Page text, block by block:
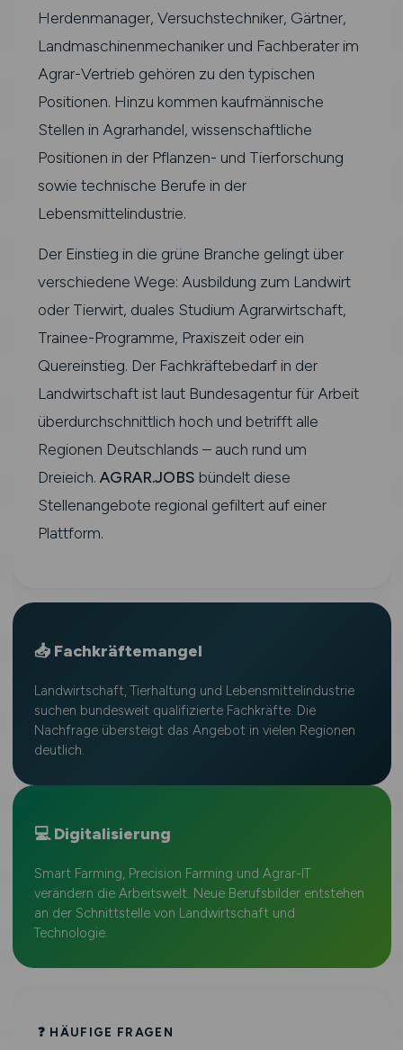
Herdenmanager, Versuchstechniker, Gärtner,
Landmaschinenmechaniker und Fachberater im
Agrar-Vertrieb gehören zu den typischen
Positionen. Hinzu kommen kaufmännische
Stellen in Agrarhandel, wissenschaftliche
Positionen in der Pflanzen- und Tierforschung
sowie technische Berufe in der
Lebensmittelindustrie.
Der Einstieg in die grüne Branche gelingt über
verschiedene Wege: Ausbildung zum Landwirt
oder Tierwirt, duales Studium Agrarwirtschaft,
Trainee-Programme, Praxiszeit oder ein
Quereinstieg. Der Fachkräftebedarf in der
Landwirtschaft ist laut Bundesagentur für Arbeit
überdurchschnittlich hoch und betrifft alle
Regionen Deutschlands – auch rund um
Dreieich. AGRAR.JOBS bündelt diese
Stellenangebote regional gefiltert auf einer
Plattform.
📥 Fachkräftemangel
Landwirtschaft, Tierhaltung und Lebensmittelindustrie
suchen bundesweit qualifizierte Fachkräfte. Die
Nachfrage übersteigt das Angebot in vielen Regionen
deutlich.
💻 Digitalisierung
Smart Farming, Precision Farming und Agrar-IT
verändern die Arbeitswelt. Neue Berufsbilder entstehen
an der Schnittstelle von Landwirtschaft und
Technologie.
❓ HÄUFIGE FRAGEN